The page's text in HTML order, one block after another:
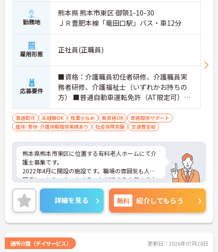
勤務地
熊本県 熊本市東区 御領1-10-30
ＪＲ豊肥本線「竜田口駅」バス・車12分
雇用形態 正社員(正職員)
応募要件
■資格：介護職員初任者研修、介護職員実
務者研修、介護福祉士（いずれかお持ちの
方） ■普通自動車運転免許（AT限定可）あ
れば尚可 ■経験：未経験可能
車通勤可 未経験OK 残業少なめ 無資格OK
資格取得サポート
産休･育休･介護休暇取得実績あり
社会保険完備 交通費支給
熊本県熊本市東区に位置する有料老人ホームにて介
護士募集です。
2022年4月に開設の施設です。職場の雰囲気も人間
関係も一からスタートすることができる人気の求人
です♪
ご興味のある方には、面接対策ポイントなど、さら
に詳細をお話いたしますので、お気軽にご相談くだ
さい。
詳細を見る 無料 紹介してもらう
通所介護（デイサービス） 更新日：2026年07月28日